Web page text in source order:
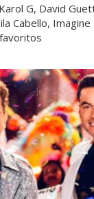
G, David
Cabello,